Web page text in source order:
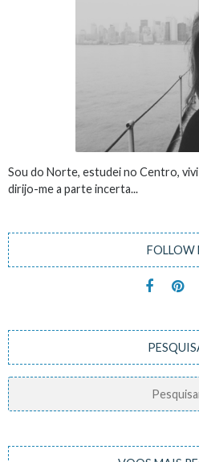
Sou do Norte, estudei no Centro, vivi
dirijo-me a parte incerta...
FOLLOW
Pesquisar
por: